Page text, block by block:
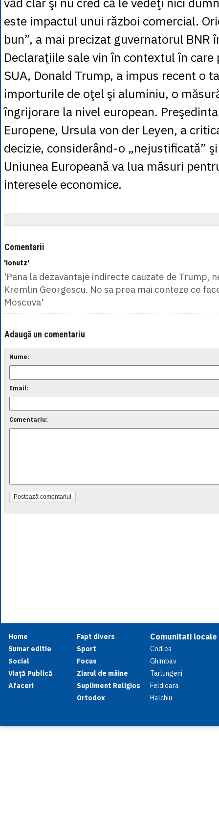
este impactul unui război comercial.
bun”, a mai precizat guvernatorul BNR
Declaraţiile sale vin în contextul în care
SUA, Donald Trump, a impus recent o
importurile de oţel şi aluminiu, o
îngrijorare la nivel european.
Europene, Ursula von der Leyen, a
decizie, considerând-o „nejustificată”
Uniunea Europeană va lua măsuri
interesele economice.
Comentarii
'ionutz'
'Pana la dezavantaje indirecte cauzate de Trump,
Kremlin Georgescu. No sa prea mai conteze ce
Moscova'
Adaugă un comentariu
Nume:
Email:
Comentariu:
Postează comentariul
Home
Sumar editie
Social
Viață Publică
Afaceri
Fapt divers
Sport
Focus
Ziarul de mâine
Supliment Religios
Ortodox
Comunitati locale
Codlea
Ghimbav
Tarlungeni
Feldioara
Halchiu